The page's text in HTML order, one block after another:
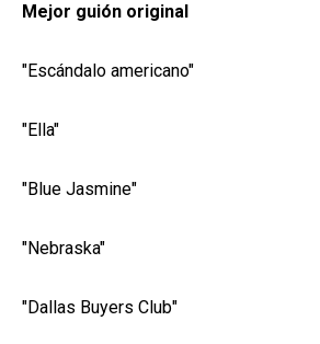
Mejor guión original
"Escándalo americano"
"Ella"
"Blue Jasmine"
"Nebraska"
"Dallas Buyers Club"